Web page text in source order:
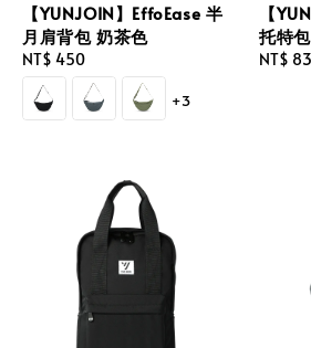
【YUNJOIN】EffoEase 半
月肩背包 奶茶色
Regular
price
NT$ 450
+3
【
托特包
NT$